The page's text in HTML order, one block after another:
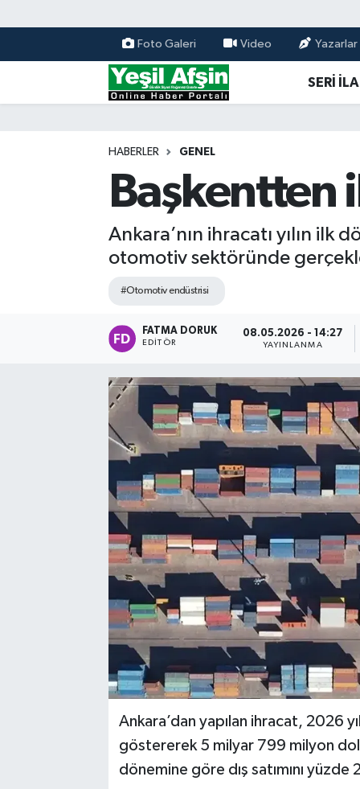
Foto Galeri Video Yazarlar
SERİ
HABERLER GENEL
Başkentten
Ankara’nın ihracatı yılın
otomotiv sektöründe
#Otomotiv endüstrisi
FATMA DORUK
EDITÖR
08.05.2026 - 14:27
YAYINLANMA
Ankara’dan yapılan ihracat, 2026
göstererek 5 milyar 799 milyon
dönemine göre dış satımını yüzde
Vefatlar
Kahramanmaraş Nöbetçi Eczaneler
Kahramanmaraş Hava Durumu
Kahramanmaraş Trafik Yoğunluk Haritası
Süper Lig Puan Durumu ve Fikstür
Tüm Manşetler
Haber Arşivi